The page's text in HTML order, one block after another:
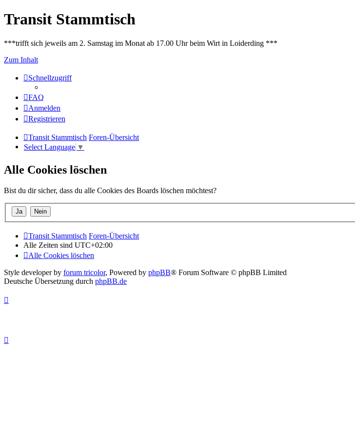
Transit Stammtisch
***trifft sich jeweils am 2. Samstag im Monat ab 17.00 Uhr beim Wirt in Loiderding ***
Zum Inhalt
Schnellzugriff
FAQ
Anmelden
Registrieren
Transit Stammtisch Foren-Übersicht
Select Language ▼
Alle Cookies löschen
Bist du dir sicher, dass du alle Cookies des Boards löschen möchtest?
Transit Stammtisch Foren-Übersicht
Alle Zeiten sind UTC+02:00
Alle Cookies löschen
Style developer by forum tricolor, Powered by phpBB® Forum Software © phpBB Limited
Deutsche Übersetzung durch phpBB.de